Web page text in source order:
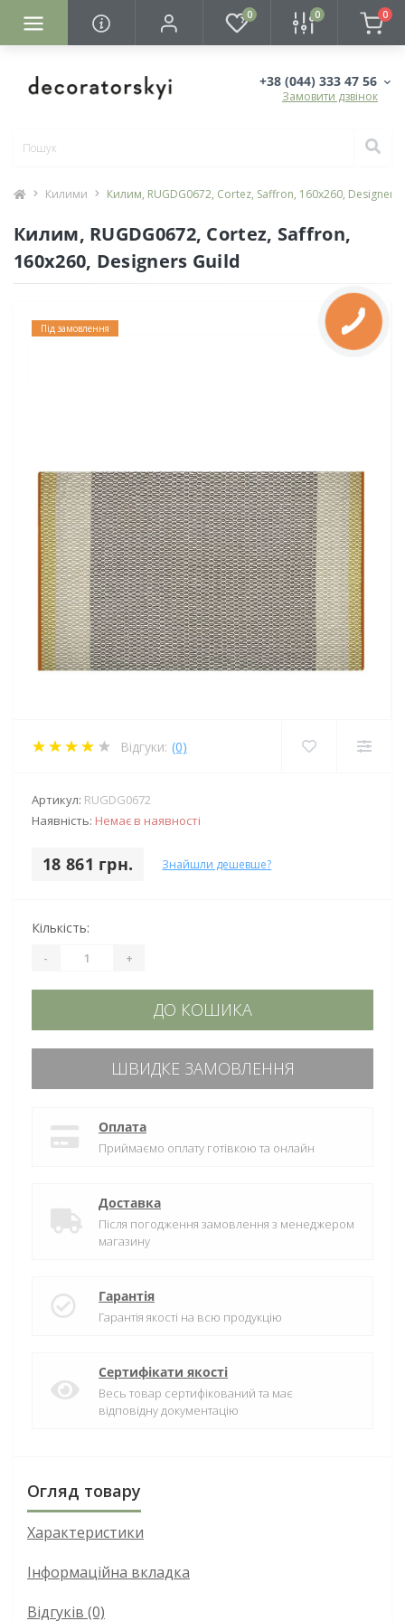
0 0 0
+38 (044) 333 47 56
Замовити дзвінок
Килими Килим, RUGDG0672, Cortez, Saffron, 160х260, Designers
Килим, RUGDG0672, Cortez, Saffron,
160х260, Designers Guild
Під замовлення
Відгуки: (0)
Артикул: RUGDG0672
Наявність: Немає в наявності
18 861 грн. Знайшли дешевше?
Кількість:
- +
ДО КОШИКА
ШВИДКЕ ЗАМОВЛЕННЯ
Оплата
Приймаємо оплату готівкою та онлайн
Доставка
Після погодження замовлення з менеджером
магазину
Гарантія
Гарантія якості на всю продукцію
Сертифікати якості
Весь товар сертифікований та має
відповідну документацію
Огляд товару
Характеристики
Інформаційна вкладка
Відгуків (0)